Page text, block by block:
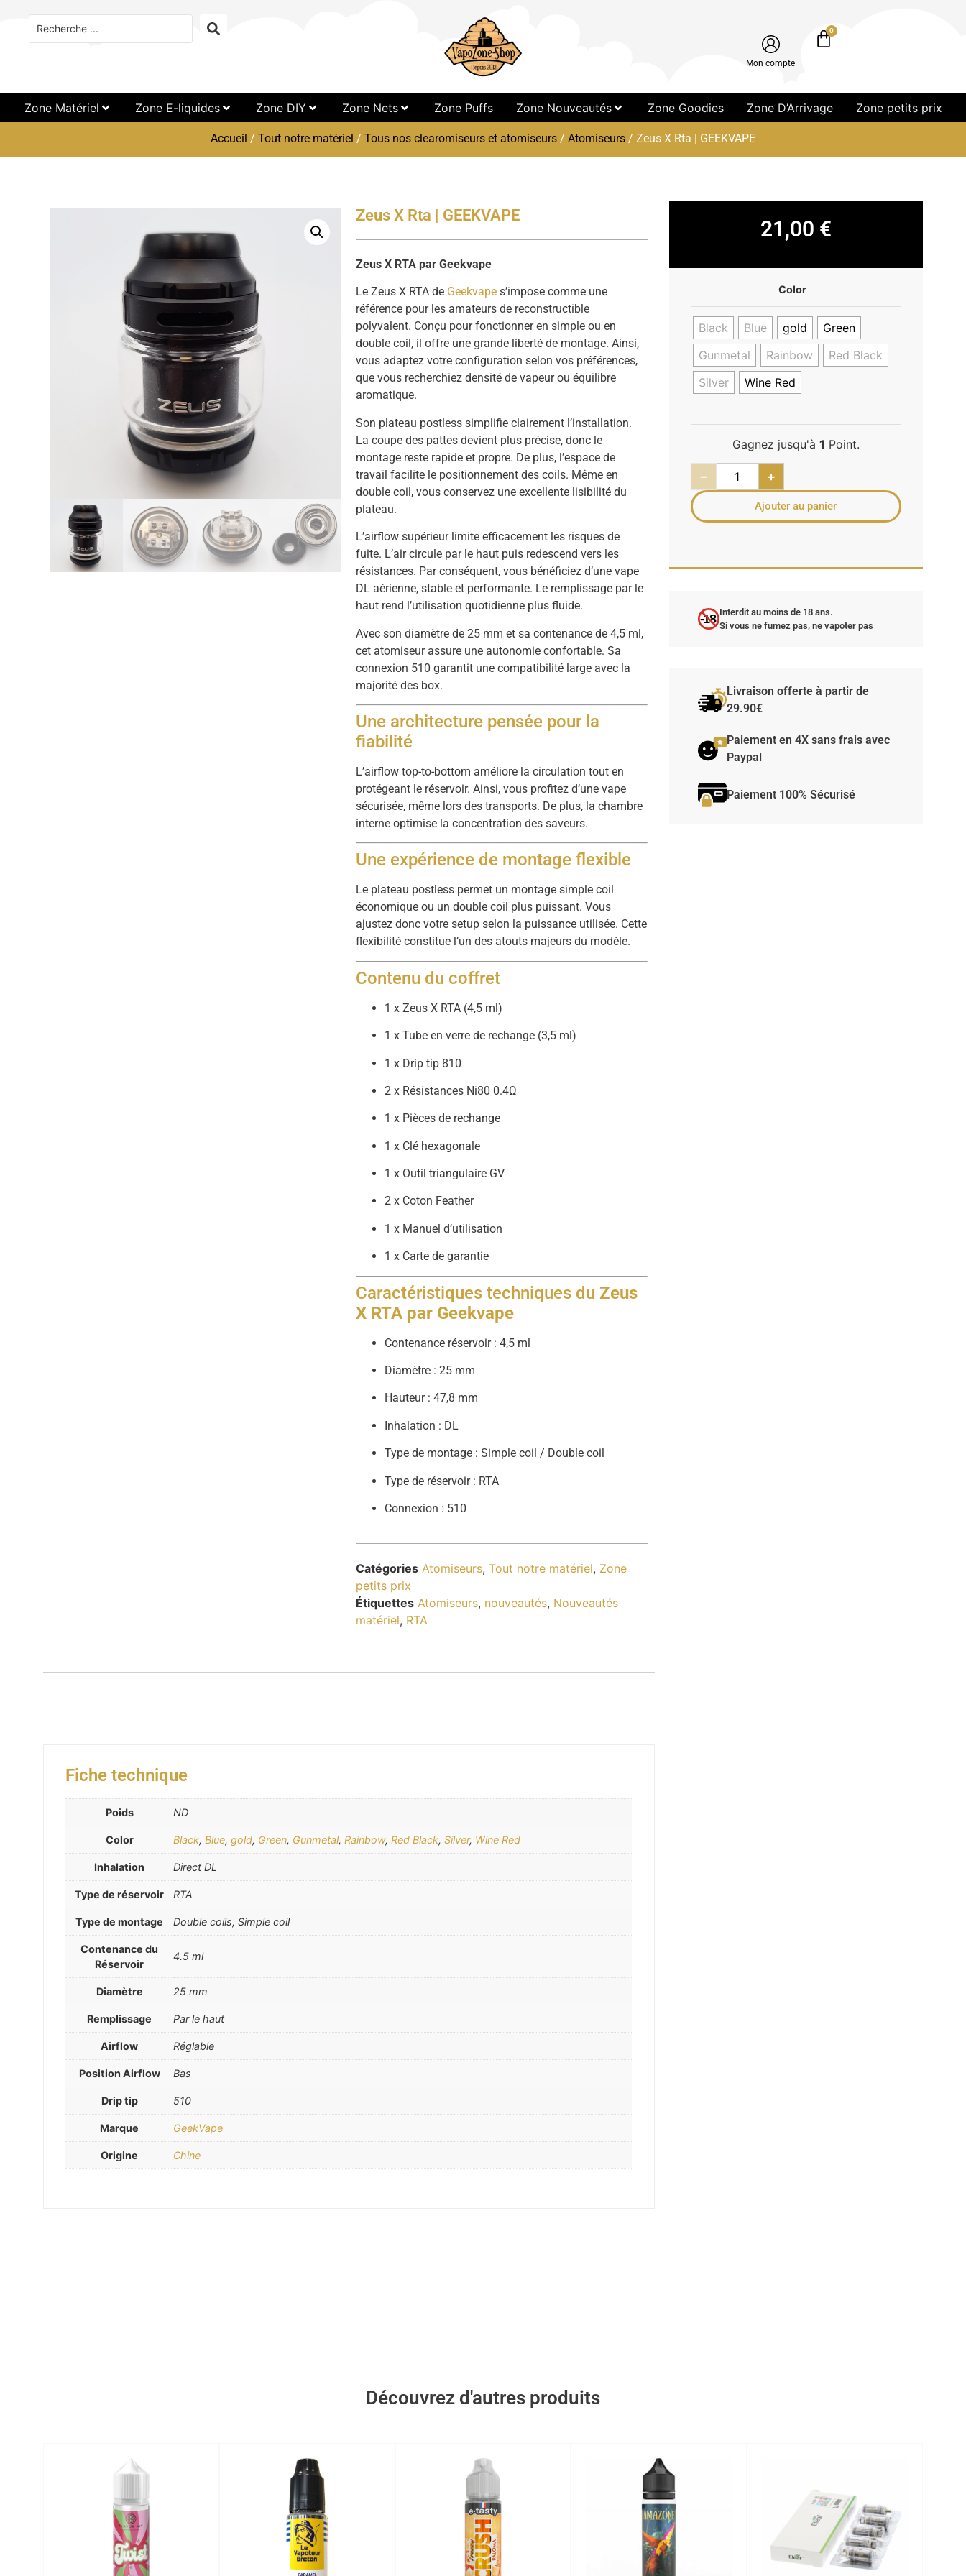
Mon compte
0
Zone Matériel Zone E-liquides Zone DIY Zone Nets Zone Puffs Zone Nouveautés Zone Goodies Zone D’Arrivage Zone petits prix
Accueil / Tout notre matériel / Tous nos clearomiseurs et atomiseurs / Atomiseurs / Zeus X Rta | GEEKVAPE
Zeus X Rta | GEEKVAPE
Zeus X RTA par Geekvape
Le Zeus X RTA de Geekvape s’impose comme une
référence pour les amateurs de reconstructible
polyvalent. Conçu pour fonctionner en simple ou en
double coil, il offre une grande liberté de montage. Ainsi,
vous adaptez votre configuration selon vos préférences,
que vous recherchiez densité de vapeur ou équilibre
aromatique.
Son plateau postless simplifie clairement l’installation.
La coupe des pattes devient plus précise, donc le
montage reste rapide et propre. De plus, l’espace de
travail facilite le positionnement des coils. Même en
double coil, vous conservez une excellente lisibilité du
plateau.
L’airflow supérieur limite efficacement les risques de
fuite. L’air circule par le haut puis redescend vers les
résistances. Par conséquent, vous bénéficiez d’une vape
DL aérienne, stable et performante. Le remplissage par le
haut rend l’utilisation quotidienne plus fluide.
Avec son diamètre de 25 mm et sa contenance de 4,5 ml,
cet atomiseur assure une autonomie confortable. Sa
connexion 510 garantit une compatibilité large avec la
majorité des box.
Une architecture pensée pour la
fiabilité
L’airflow top-to-bottom améliore la circulation tout en
protégeant le réservoir. Ainsi, vous profitez d’une vape
sécurisée, même lors des transports. De plus, la chambre
interne optimise la concentration des saveurs.
Une expérience de montage flexible
Le plateau postless permet un montage simple coil
économique ou un double coil plus puissant. Vous
ajustez donc votre setup selon la puissance utilisée. Cette
flexibilité constitue l’un des atouts majeurs du modèle.
Contenu du coffret
1 x Zeus X RTA (4,5 ml)
1 x Tube en verre de rechange (3,5 ml)
1 x Drip tip 810
2 x Résistances Ni80 0.4Ω
1 x Pièces de rechange
1 x Clé hexagonale
1 x Outil triangulaire GV
2 x Coton Feather
1 x Manuel d’utilisation
1 x Carte de garantie
Caractéristiques techniques duZeus
X RTA par Geekvape
Contenance réservoir : 4,5 ml
Diamètre : 25 mm
Hauteur : 47,8 mm
Inhalation : DL
Type de montage : Simple coil / Double coil
Type de réservoir : RTA
Connexion : 510
Catégories Atomiseurs,Tout notre matériel, Zone
petits prix
Étiquettes Atomiseurs, nouveautés, Nouveautés
matériel, RTA
Fiche technique
Poids ND
Color Black, Blue, gold, Green, Gunmetal, Rainbow, Red Black, Silver, Wine Red
Inhalation Direct DL
Type de réservoir RTA
Type de montage Double coils, Simple coil
Contenance du
Réservoir
4.5 ml
Diamètre 25 mm
Remplissage Par le haut
Airflow Réglable
Position Airflow Bas
Drip tip 510
Marque GeekVape
Origine Chine
21,00 €
Color
Black Blue gold
Green
Gunmetal
Rainbow
Red Black
Silver
Wine Red
Gagnez jusqu'à 1 Point.
− +
Ajouter au panier
-18 Interdit au moins de 18 ans.
Si vous ne fumez pas, ne vapoter pas
Livraison offerte à partir de
29.90€
Paiement en 4X sans frais avec
Paypal
Paiement 100% Sécurisé
Découvrez d'autres produits